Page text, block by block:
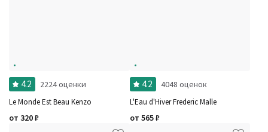
4.2 2224 оценки
Le Monde Est Beau Kenzo
от 320₽
4.2 4048 оценок
L'Eau d'Hiver Frederic Malle
от 565₽